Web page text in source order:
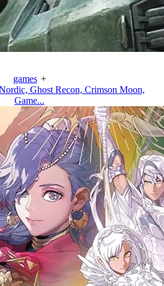
games +
Ghost Recon, Crimson Moon,
Game...